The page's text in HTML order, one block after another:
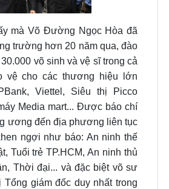
mà Võ Đường Ngọc Hòa đã
trường hơn 20 năm qua, đào
võ sinh và vệ sĩ trong cả
vệ cho các thương hiệu lớn
Viettel, Siêu thị Picco
Media mart... Được báo chí
ương đến địa phương liên tục
ngợi như báo: An ninh thế
Tuổi trẻ TP.HCM, An ninh thủ
Thời đại... và đặc biệt võ sư
Tổng giám đốc duy nhất trong